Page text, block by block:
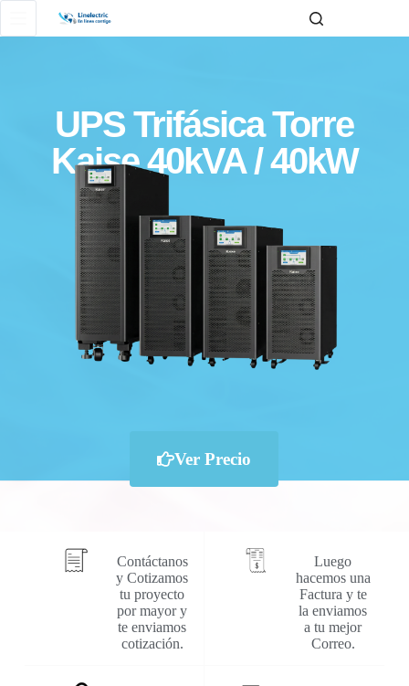
Ver Precio
UPS Trifásica Torre
Kaise 40kVA / 40kW
Contáctanos
y Cotizamos
tu proyecto
por mayor y
te enviamos
cotización.
Luego
hacemos una
Factura y te
la enviamos
a tu mejor
Correo.